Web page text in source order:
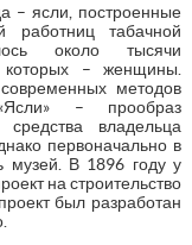
– ясли, построенные
работниц табачной
около тысячи
которых – женщины.
методов
– прообраз
владельца
первоначально в
музей. В 1896 году у
на строительство
был разработан